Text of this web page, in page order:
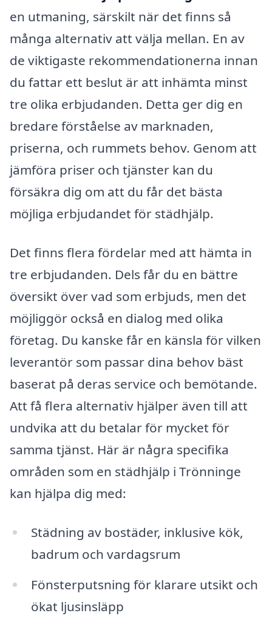
en utmaning, särskilt när det finns så
många alternativ att välja mellan. En av
de viktigaste rekommendationerna innan
du fattar ett beslut är att inhämta minst
tre olika erbjudanden. Detta ger dig en
bredare förståelse av marknaden,
priserna, och rummets behov. Genom att
jämföra priser och tjänster kan du
försäkra dig om att du får det bästa
möjliga erbjudandet för städhjälp.
Det finns flera fördelar med att hämta in
tre erbjudanden. Dels får du en bättre
översikt över vad som erbjuds, men det
möjliggör också en dialog med olika
företag. Du kanske får en känsla för vilken
leverantör som passar dina behov bäst
baserat på deras service och bemötande.
Att få flera alternativ hjälper även till att
undvika att du betalar för mycket för
samma tjänst. Här är några specifika
områden som en städhjälp i Trönninge
kan hjälpa dig med:
Städning av bostäder, inklusive kök,
badrum och vardagsrum
Fönsterputsning för klarare utsikt och
ökat ljusinsläpp